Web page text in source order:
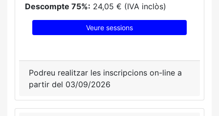
Descompte 75%: 24,05 € (IVA inclòs)
Veure sessions
Podreu realitzar les inscripcions on-line a
partir del 03/09/2026